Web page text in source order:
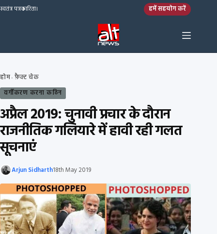
Skip to content
स्वतंत्र पत्रकारिता। हमें सहयोग करें
होम› फ़ैक्ट चेक
वर्गीकरण करना कठिन
अप्रैल 2019: चुनावी प्रचार के दौरान
राजनीतिक गलियारे में हावी रही गलत
सूचनाएं
Arjun Sidharth18th May 2019